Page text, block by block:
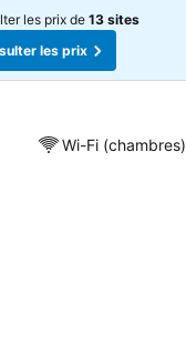
les prix de 13 sites
les prix
Wi-Fi (chambres)